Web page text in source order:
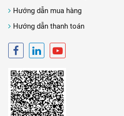
Hướng dẫn mua hàng
Hướng dẫn thanh toán